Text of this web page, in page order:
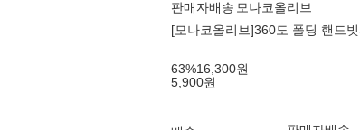
판매자배송 모나코올리브
[모나코올리브]360도 폴딩 핸드
63%16,300원
5,900원